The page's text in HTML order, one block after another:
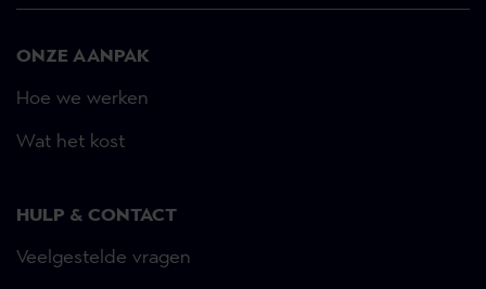
ONZE AANPAK
Hoe we werken
Wat het kost
HULP & CONTACT
Veelgestelde vragen